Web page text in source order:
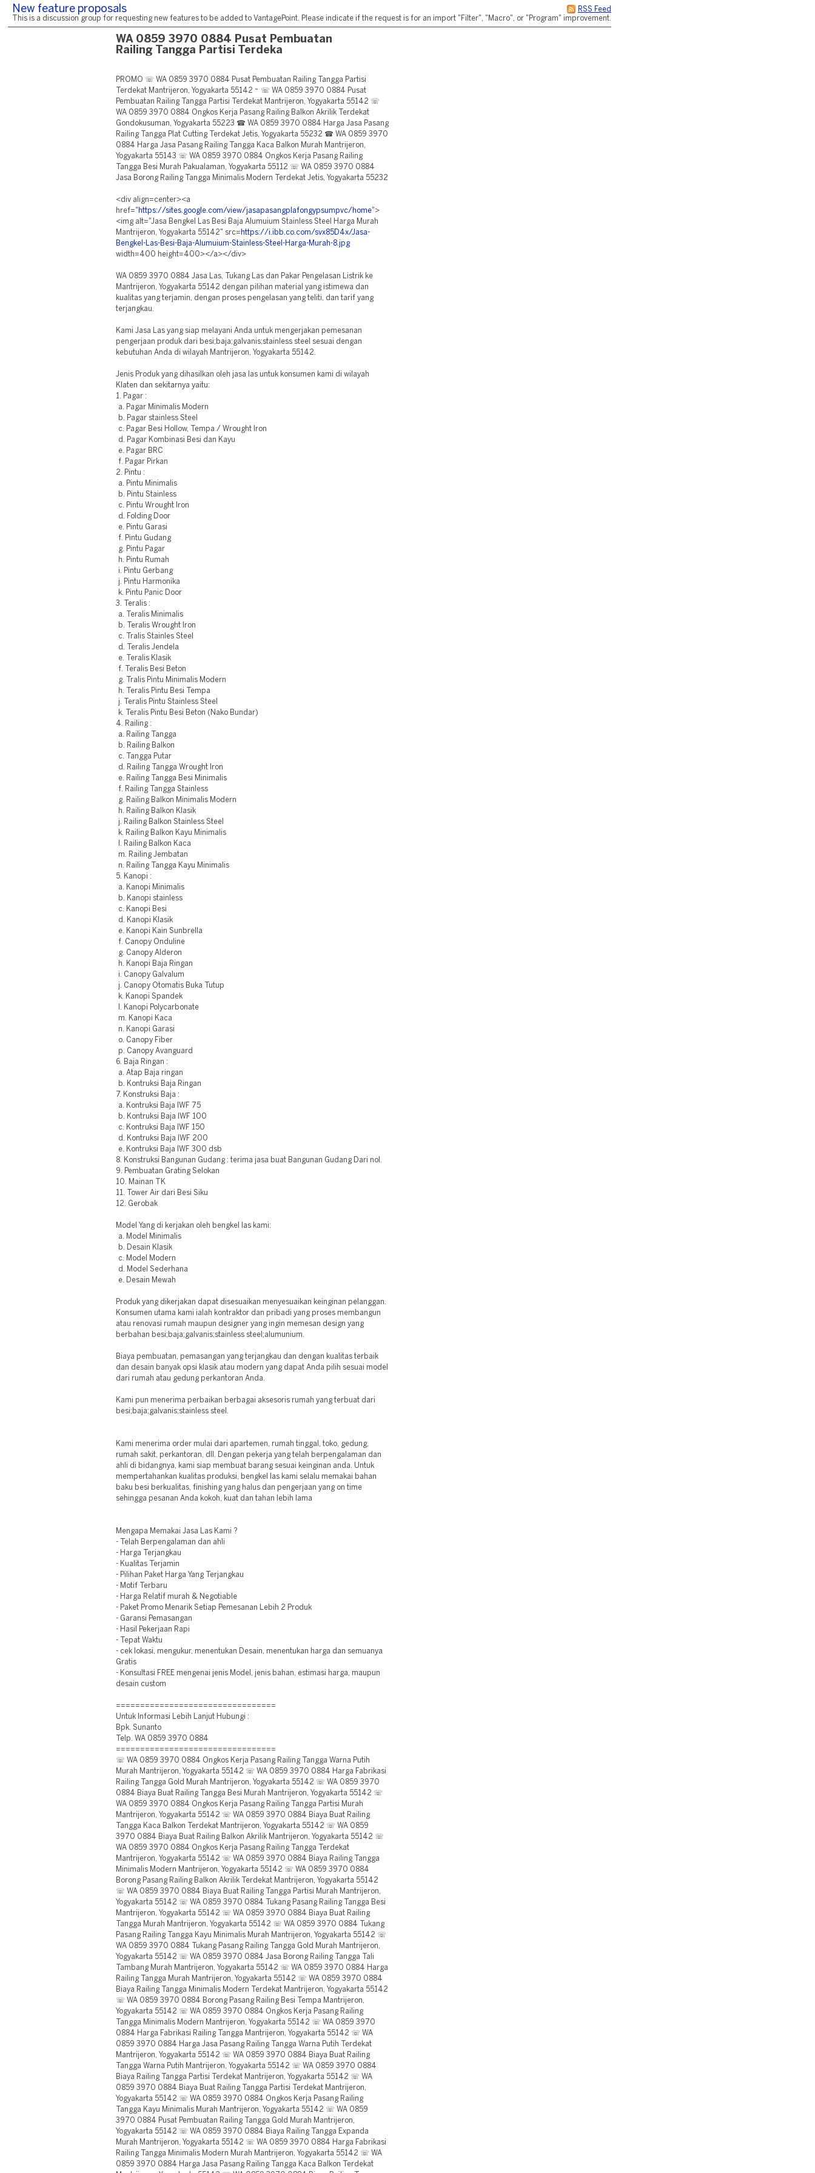
RSS Feed
New feature proposals
This is a discussion group for requesting new features to be added to VantagePoint. Please indicate if the request is for an import "Filter", "Macro", or "Program" improvement.
WA 0859 3970 0884 Pusat Pembuatan
Railing Tangga Partisi Terdeka
PROMO ☏ WA 0859 3970 0884 Pusat Pembuatan Railing Tangga Partisi
Terdekat Mantrijeron, Yogyakarta 55142 ~ ☏ WA 0859 3970 0884 Pusat
Pembuatan Railing Tangga Partisi Terdekat Mantrijeron, Yogyakarta 55142 ☏
WA 0859 3970 0884 Ongkos Kerja Pasang Railing Balkon Akrilik Terdekat
Gondokusuman, Yogyakarta 55223 ☎ WA 0859 3970 0884 Harga Jasa Pasang
Railing Tangga Plat Cutting Terdekat Jetis, Yogyakarta 55232 ☎ WA 0859 3970
0884 Harga Jasa Pasang Railing Tangga Kaca Balkon Murah Mantrijeron,
Yogyakarta 55143 ☏ WA 0859 3970 0884 Ongkos Kerja Pasang Railing
Tangga Besi Murah Pakualaman, Yogyakarta 55112 ☏ WA 0859 3970 0884
Jasa Borong Railing Tangga Minimalis Modern Terdekat Jetis, Yogyakarta 55232
<div align=center><a
href=" https://sites.google.com/view/jasapasangplafongypsumpvc/home">
<img alt="Jasa Bengkel Las Besi Baja Alumuium Stainless Steel Harga Murah
Mantrijeron, Yogyakarta 55142" src= https://i.ibb.co.com/svx85D4x/Jasa-
Bengkel-Las-Besi-Baja-Alumuium-Stainless-Steel-Harga-Murah-8.jpg
width=400 height=400></a></div>
WA 0859 3970 0884 Jasa Las, Tukang Las dan Pakar Pengelasan Listrik ke
Mantrijeron, Yogyakarta 55142 dengan pilihan material yang istimewa dan
kualitas yang terjamin, dengan proses pengelasan yang teliti, dan tarif yang
terjangkau.
Kami Jasa Las yang siap melayani Anda untuk mengerjakan pemesanan
pengerjaan produk dari besi;baja;galvanis;stainless steel sesuai dengan
kebutuhan Anda di wilayah Mantrijeron, Yogyakarta 55142.
Jenis Produk yang dihasilkan oleh jasa las untuk konsumen kami di wilayah
Klaten dan sekitarnya yaitu:
1. Pagar :
a. Pagar Minimalis Modern
b. Pagar stainless Steel
c. Pagar Besi Hollow, Tempa / Wrought Iron
d. Pagar Kombinasi Besi dan Kayu
e. Pagar BRC
f. Pagar Pirkan
2. Pintu :
a. Pintu Minimalis
b. Pintu Stainless
c. Pintu Wrought Iron
d. Folding Door
e. Pintu Garasi
f. Pintu Gudang
g. Pintu Pagar
h. Pintu Rumah
i. Pintu Gerbang
j. Pintu Harmonika
k. Pintu Panic Door
3. Teralis :
a. Teralis Minimalis
b. Teralis Wrought Iron
c. Tralis Stainles Steel
d. Teralis Jendela
e. Teralis Klasik
f. Teralis Besi Beton
g. Tralis Pintu Minimalis Modern
h. Teralis Pintu Besi Tempa
j. Teralis Pintu Stainless Steel
k. Teralis Pintu Besi Beton (Nako Bundar)
4. Railing :
a. Railing Tangga
b. Railing Balkon
c. Tangga Putar
d. Railing Tangga Wrought Iron
e. Railing Tangga Besi Minimalis
f. Railing Tangga Stainless
g. Railing Balkon Minimalis Modern
h. Railing Balkon Klasik
j. Railing Balkon Stainless Steel
k. Railing Balkon Kayu Minimalis
l. Railing Balkon Kaca
m. Railing Jembatan
n. Railing Tangga Kayu Minimalis
5. Kanopi :
a. Kanopi Minimalis
b. Kanopi stainless
c. Kanopi Besi
d. Kanopi Klasik
e. Kanopi Kain Sunbrella
f. Canopy Onduline
g. Canopy Alderon
h. Kanopi Baja Ringan
i. Canopy Galvalum
j. Canopy Otomatis Buka Tutup
k. Kanopi Spandek
l. Kanopi Polycarbonate
m. Kanopi Kaca
n. Kanopi Garasi
o. Canopy Fiber
p. Canopy Avanguard
6. Baja Ringan :
a. Atap Baja ringan
b. Kontruksi Baja Ringan
7. Konstruksi Baja :
a. Kontruksi Baja IWF 75
b. Kontruksi Baja IWF 100
c. Kontruksi Baja IWF 150
d. Kontruksi Baja IWF 200
e. Kontruksi Baja IWF 300 dsb
8. Konstruksi Bangunan Gudang : terima jasa buat Bangunan Gudang Dari nol.
9. Pembuatan Grating Selokan
10. Mainan TK
11. Tower Air dari Besi Siku
12. Gerobak
Model Yang di kerjakan oleh bengkel las kami:
a. Model Minimalis
b. Desain Klasik
c. Model Modern
d. Model Sederhana
e. Desain Mewah
Produk yang dikerjakan dapat disesuaikan menyesuaikan keinginan pelanggan.
Konsumen utama kami ialah kontraktor dan pribadi yang proses membangun
atau renovasi rumah maupun designer yang ingin memesan design yang
berbahan besi;baja;galvanis;stainless steel;alumunium.
Biaya pembuatan, pemasangan yang terjangkau dan dengan kualitas terbaik
dan desain banyak opsi klasik atau modern yang dapat Anda pilih sesuai model
dari rumah atau gedung perkantoran Anda.
Kami pun menerima perbaikan berbagai aksesoris rumah yang terbuat dari
besi;baja;galvanis;stainless steel.
Kami menerima order mulai dari apartemen, rumah tinggal, toko, gedung,
rumah sakit, perkantoran, dll. Dengan pekerja yang telah berpengalaman dan
ahli di bidangnya, kami siap membuat barang sesuai keinginan anda. Untuk
mempertahankan kualitas produksi, bengkel las kami selalu memakai bahan
baku besi berkualitas, finishing yang halus dan pengerjaan yang on time
sehingga pesanan Anda kokoh, kuat dan tahan lebih lama
Mengapa Memakai Jasa Las Kami ?
- Telah Berpengalaman dan ahli
- Harga Terjangkau
- Kualitas Terjamin
- Pilihan Paket Harga Yang Terjangkau
- Motif Terbaru
- Harga Relatif murah & Negotiable
- Paket Promo Menarik Setiap Pemesanan Lebih 2 Produk
- Garansi Pemasangan
- Hasil Pekerjaan Rapi
- Tepat Waktu
- cek lokasi, mengukur, menentukan Desain, menentukan harga dan semuanya
Gratis
- Konsultasi FREE mengenai jenis Model, jenis bahan, estimasi harga, maupun
desain custom
=================================
Untuk Informasi Lebih Lanjut Hubungi :
Bpk. Sunanto
Telp. WA 0859 3970 0884
=================================
☏ WA 0859 3970 0884 Ongkos Kerja Pasang Railing Tangga Warna Putih
Murah Mantrijeron, Yogyakarta 55142 ☏ WA 0859 3970 0884 Harga Fabrikasi
Railing Tangga Gold Murah Mantrijeron, Yogyakarta 55142 ☏ WA 0859 3970
0884 Biaya Buat Railing Tangga Besi Murah Mantrijeron, Yogyakarta 55142 ☏
WA 0859 3970 0884 Ongkos Kerja Pasang Railing Tangga Partisi Murah
Mantrijeron, Yogyakarta 55142 ☏ WA 0859 3970 0884 Biaya Buat Railing
Tangga Kaca Balkon Terdekat Mantrijeron, Yogyakarta 55142 ☏ WA 0859
3970 0884 Biaya Buat Railing Balkon Akrilik Mantrijeron, Yogyakarta 55142 ☏
WA 0859 3970 0884 Ongkos Kerja Pasang Railing Tangga Terdekat
Mantrijeron, Yogyakarta 55142 ☏ WA 0859 3970 0884 Biaya Railing Tangga
Minimalis Modern Mantrijeron, Yogyakarta 55142 ☏ WA 0859 3970 0884
Borong Pasang Railing Balkon Akrilik Terdekat Mantrijeron, Yogyakarta 55142
☏ WA 0859 3970 0884 Biaya Buat Railing Tangga Partisi Murah Mantrijeron,
Yogyakarta 55142 ☏ WA 0859 3970 0884 Tukang Pasang Railing Tangga Besi
Mantrijeron, Yogyakarta 55142 ☏ WA 0859 3970 0884 Biaya Buat Railing
Tangga Murah Mantrijeron, Yogyakarta 55142 ☏ WA 0859 3970 0884 Tukang
Pasang Railing Tangga Kayu Minimalis Murah Mantrijeron, Yogyakarta 55142 ☏
WA 0859 3970 0884 Tukang Pasang Railing Tangga Gold Murah Mantrijeron,
Yogyakarta 55142 ☏ WA 0859 3970 0884 Jasa Borong Railing Tangga Tali
Tambang Murah Mantrijeron, Yogyakarta 55142 ☏ WA 0859 3970 0884 Harga
Railing Tangga Murah Mantrijeron, Yogyakarta 55142 ☏ WA 0859 3970 0884
Biaya Railing Tangga Minimalis Modern Terdekat Mantrijeron, Yogyakarta 55142
☏ WA 0859 3970 0884 Borong Pasang Railing Besi Tempa Mantrijeron,
Yogyakarta 55142 ☏ WA 0859 3970 0884 Ongkos Kerja Pasang Railing
Tangga Minimalis Modern Mantrijeron, Yogyakarta 55142 ☏ WA 0859 3970
0884 Harga Fabrikasi Railing Tangga Mantrijeron, Yogyakarta 55142 ☏ WA
0859 3970 0884 Harga Jasa Pasang Railing Tangga Warna Putih Terdekat
Mantrijeron, Yogyakarta 55142 ☏ WA 0859 3970 0884 Biaya Buat Railing
Tangga Warna Putih Mantrijeron, Yogyakarta 55142 ☏ WA 0859 3970 0884
Biaya Railing Tangga Partisi Terdekat Mantrijeron, Yogyakarta 55142 ☏ WA
0859 3970 0884 Biaya Buat Railing Tangga Partisi Terdekat Mantrijeron,
Yogyakarta 55142 ☏ WA 0859 3970 0884 Ongkos Kerja Pasang Railing
Tangga Kayu Minimalis Murah Mantrijeron, Yogyakarta 55142 ☏ WA 0859
3970 0884 Pusat Pembuatan Railing Tangga Gold Murah Mantrijeron,
Yogyakarta 55142 ☏ WA 0859 3970 0884 Biaya Railing Tangga Expanda
Murah Mantrijeron, Yogyakarta 55142 ☏ WA 0859 3970 0884 Harga Fabrikasi
Railing Tangga Minimalis Modern Murah Mantrijeron, Yogyakarta 55142 ☏ WA
0859 3970 0884 Harga Jasa Pasang Railing Tangga Kaca Balkon Terdekat